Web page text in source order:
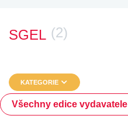
SGEL (2)
KATEGORIE
Všechny edice vydavatele